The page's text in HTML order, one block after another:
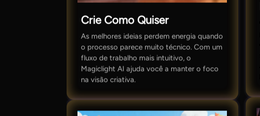
Crie Como Quiser
As melhores ideias perdem energia quando
o processo parece muito técnico. Com um
fluxo de trabalho mais intuitivo, o
Magiclight AI ajuda você a manter o foco
na visão criativa.